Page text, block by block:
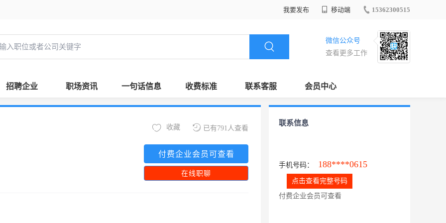
我要发布 移动端 15362300515
微信公众号
查看更多工作
招聘企业 职场资讯 一句话信息 收费标准 联系客服 会员中心
已有791人查看
收藏
付费企业会员可查看
在线职聊
联系信息
手机号码： 188****0615
点击查看完整号码
付费企业会员可查看